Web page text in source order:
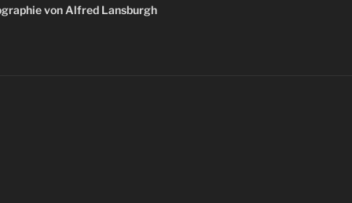
von Alfred Lansburgh